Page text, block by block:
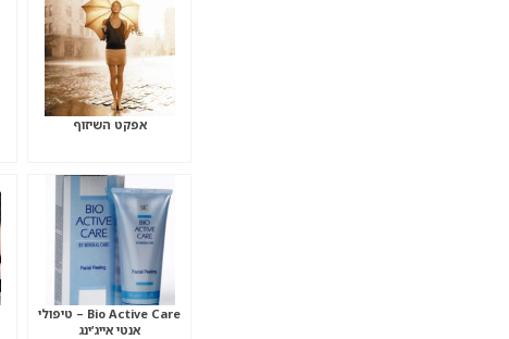
אפקט השיזוף
Bio Active Care – טיפולי
אנטי אייג’ינג